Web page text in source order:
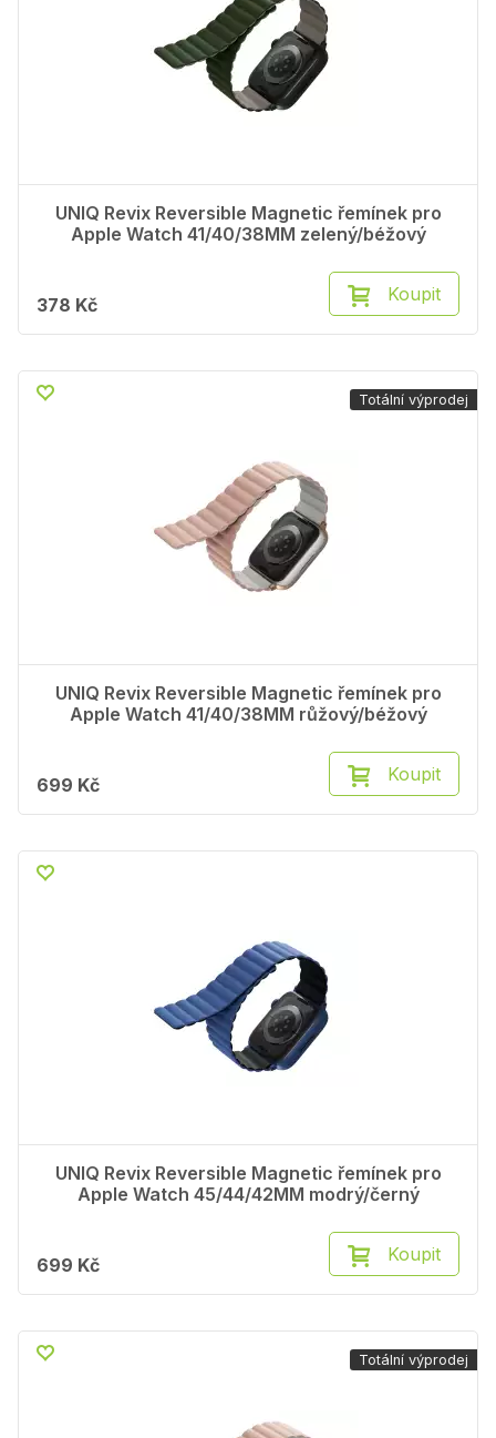
UNIQ Revix Reversible Magnetic řemínek pro
Apple Watch 41/40/38MM zelený/béžový
378 Kč Koupit
UNIQ Revix Reversible Magnetic řemínek pro
Apple Watch 41/40/38MM růžový/béžový
699 Kč Koupit
Totální výprodej
UNIQ Revix Reversible Magnetic řemínek pro
Apple Watch 45/44/42MM modrý/černý
699 Kč Koupit
Totální výprodej